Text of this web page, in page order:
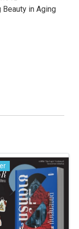
Beauty in Aging